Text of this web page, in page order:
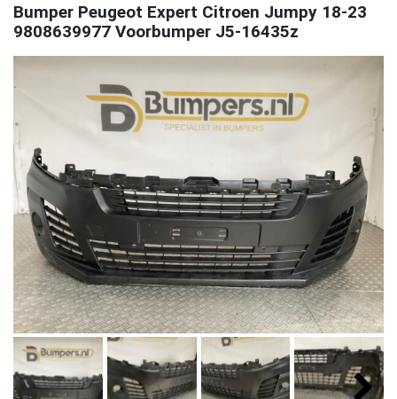
Bumper Peugeot Expert Citroen Jumpy 18-23
9808639977 Voorbumper J5-16435z